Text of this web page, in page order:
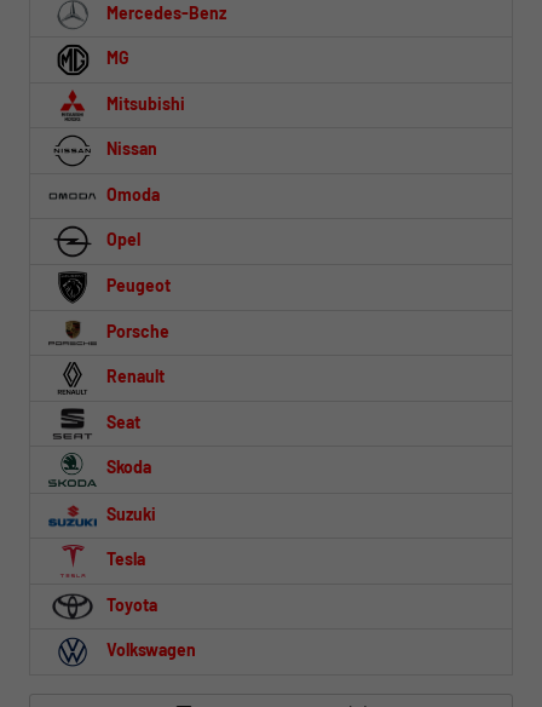
Mercedes-Benz
MG
Mitsubishi
Nissan
Omoda
Opel
Peugeot
Porsche
Renault
Seat
Skoda
Suzuki
Tesla
Toyota
Volkswagen